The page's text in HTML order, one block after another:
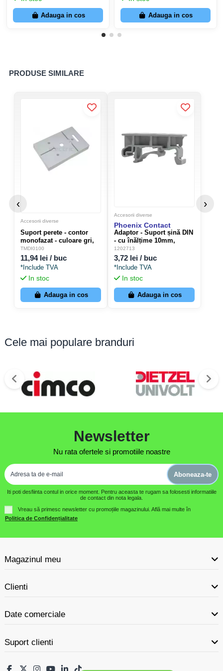
Adauga in cos Adauga in cos
PRODUSE SIMILARE
‹
Accesorii diverse
Suport perete - contor
monofazat - culoare gri,
material ignifug
- TMD10100
TMDI0100
11,94 lei / buc
*Include TVA
In stoc
Adauga in cos
Accesorii diverse
Phoenix Contact
Adaptor - Suport șină DIN
- cu înălțime 10mm,
montaj drept pentru
blocuri terminale, USA
10/4.6 - Phoenix Contact
1202713
3,72 lei / buc
*Include TVA
In stoc
Adauga in cos
›
Cele mai populare branduri
Newsletter
Nu rata ofertele si promotiile noastre
Aboneaza-te
Iti poti desfiinta contul in orice moment. Pentru aceasta te rugam sa folosesti informatiile
de contact din nota legala.
Vreau să primesc newsletter cu promoțiile magazinului. Află mai multe în
Politica de Confidențialitate
Magazinul meu
Clienti
Date comerciale
Suport clienti